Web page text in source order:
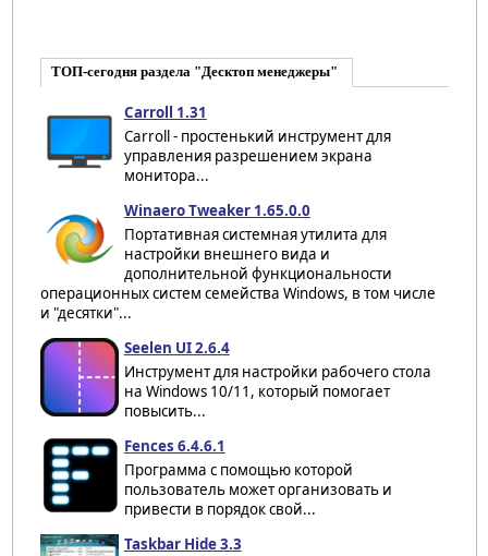
ТОП-сегодня раздела "Десктоп менеджеры"
Carroll 1.31
Carroll - простенький инструмент для
управления разрешением экрана
монитора...
Winaero Tweaker 1.65.0.0
Портативная системная утилита для
настройки внешнего вида и
дополнительной функциональности
операционных систем семейства Windows, в том числе
и "десятки"...
Seelen UI 2.6.4
Инструмент для настройки рабочего стола
на Windows 10/11, который помогает
повысить...
Fences 6.4.6.1
Программа с помощью которой
пользователь может организовать и
привести в порядок свой...
Taskbar Hide 3.3